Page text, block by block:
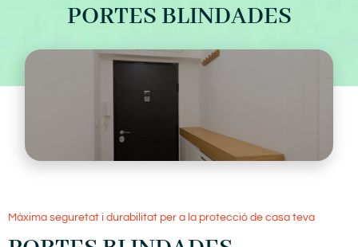
PORTES BLINDADES
Màxima seguretat i durabilitat per a la protecció de casa teva